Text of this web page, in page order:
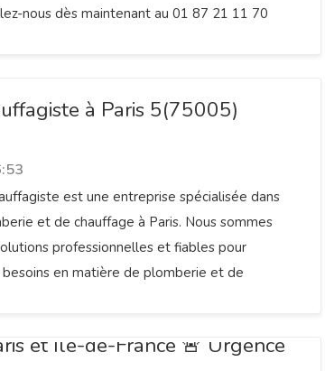
nous dès maintenant au 01 87 21 11 70
à Paris 5(75005)
est une entreprise spécialisée dans
et de chauffage à Paris. Nous sommes
professionnelles et fiables pour
en matière de plomberie et de
et Ile-de-France 🚨 Urgence